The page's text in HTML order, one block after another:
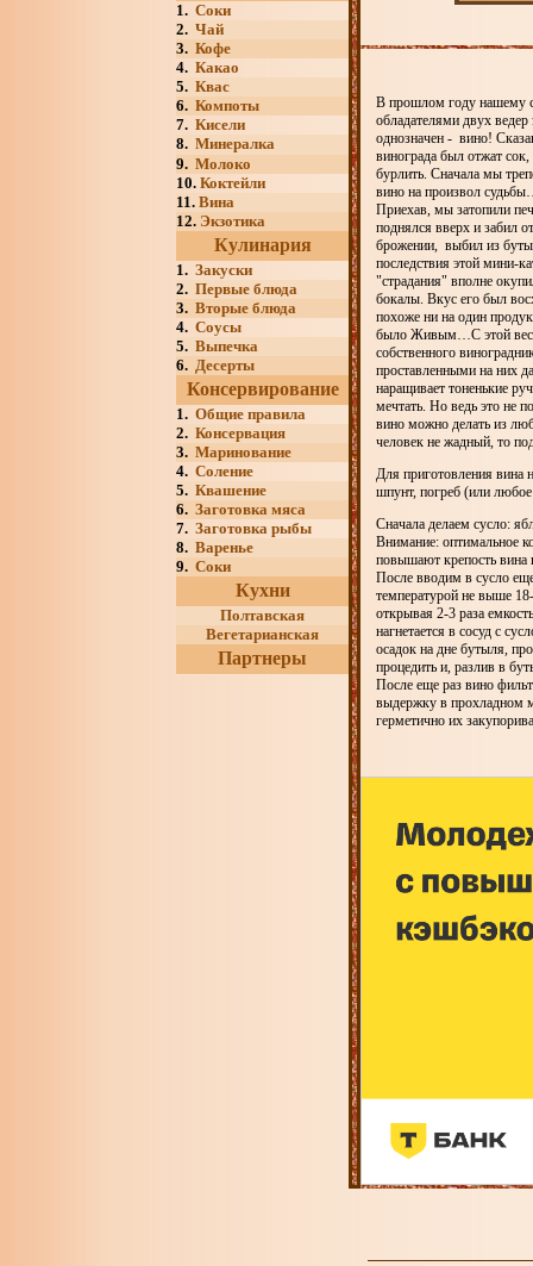
1. Соки
2. Чай
3. Кофе
4. Какао
5. Квас
6. Компоты
7. Кисели
8. Минералка
9. Молоко
10. Коктейли
11. Вина
12. Экзотика
Кулинария
1. Закуски
2. Первые блюда
3. Вторые блюда
4. Соусы
5. Выпечка
6. Десерты
Консервирование
1. Общие правила
2. Консервация
3. Маринование
4. Соление
5. Квашение
6. Заготовка мяса
7. Заготовка рыбы
8. Варенье
9. Соки
Кухни
Полтавская
Вегетарианская
Партнеры
В прошлом году нашему
обладателями двух
однозначен - вино!
винограда был отжат
бурлить. Сначала мы
вино на произвол
Приехав, мы затопили
поднялся вверх и забил
брожении, выбил из
последствия этой мини-
"страдания" вполне
бокалы. Вкус его был
похоже ни на один
было Живым…С этой
собственного
проставленными на них
наращивает тоненькие
мечтать. Но ведь это не
вино можно делать из
человек не жадный, то
Для приготовления вина
шпунт, погреб (или
Сначала делаем сусло:
Внимание: оптимальное
повышают крепость вина
После вводим в сусло
температурой не выше
открывая 2-3 раза
нагнетается в сосуд с
осадок на дне бутыля,
процедить и, разлив в
После еще раз вино
выдержку в прохладном
герметично их